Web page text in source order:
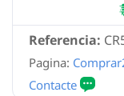
Referencia:
Pagina: